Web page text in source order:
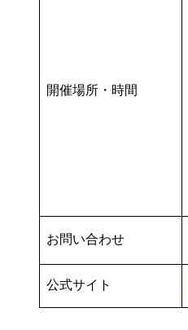
開催場所・時間
お問い合わせ
公式サイト